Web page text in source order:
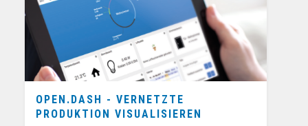
OPEN.DASH - VERNETZTE
PRODUKTION VISUALISIEREN